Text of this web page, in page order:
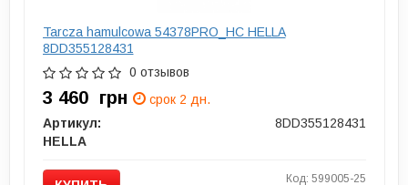
Tarcza hamulcowa 54378PRO_HC HELLA
8DD355128431
0 отзывов
3 460 грн
срок 2 дн.
Артикул:
8DD355128431
HELLA
Код: 599005-25